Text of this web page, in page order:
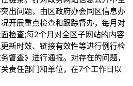
出问题，由区政府办会同区信息办
开展重点检查和跟踪督办，每月对
检查;每2个月对全区子网站的内容
新时效、链接有效性等进行例行检
督查》进行通报。对存在的问题，
责任部门和单位，在7个工作日以